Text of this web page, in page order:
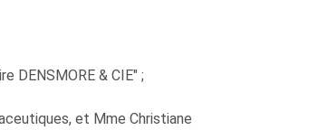
DENSMORE & CIE" ;
et Mme Christiane